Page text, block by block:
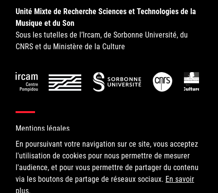
Ministère de la Culture
Rester informé
Login/Signup
En poursuivant votre navigation sur ce site, vous acceptez
l'utilisation de cookies pour nous permettre de mesurer
l'audience, et pour vous permettre de partager du contenu
via les boutons de partage de réseaux sociaux. En savoir
plus.
Unité Mixte de Recherche Sciences et Technologies de la
Musique et du Son
Sous les tutelles de l’Ircam, de Sorbonne Université, du
CNRS et du Ministère de la Culture
Mentions légales
©IRCAM, 2026. All Rights Reserved.
1, place Igor-Stravinsky
75004 Paris